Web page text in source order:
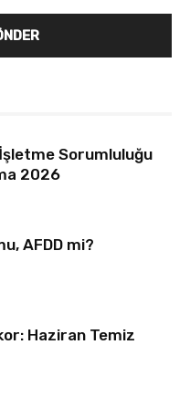
Sorumluluğu
2026
AFDD mi?
Haziran Temiz